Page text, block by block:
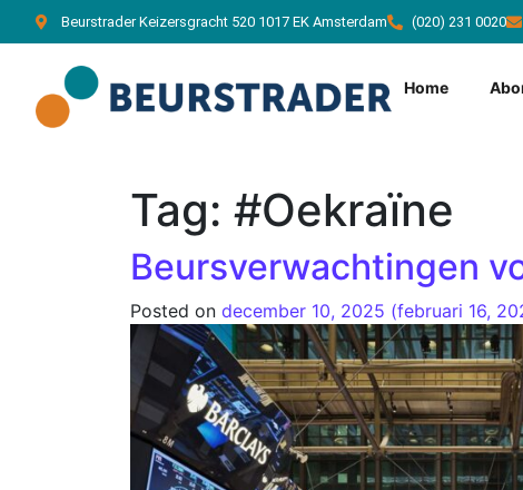
Beurstrader Keizersgracht 520 1017 EK Amsterdam (020) 231 0020
Home
Tag: #Oekraïne
Beursverwachtingen
Posted on december 10, 2025 (februari 16,